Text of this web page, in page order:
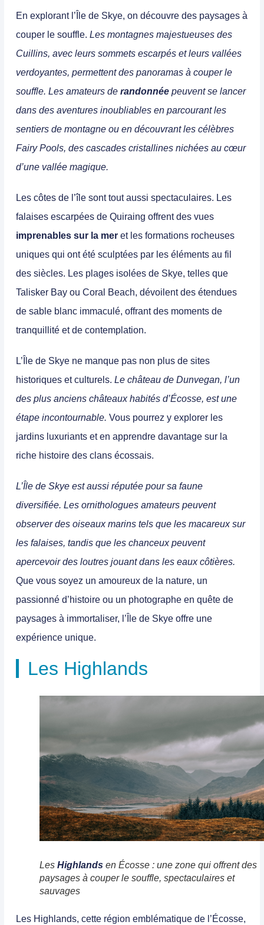
En explorant l’Île de Skye, on découvre des paysages à
couper le souffle. Les montagnes majestueuses des
Cuillins, avec leurs sommets escarpés et leurs vallées
verdoyantes, permettent des panoramas à couper le
souffle. Les amateurs de randonnée peuvent se lancer
dans des aventures inoubliables en parcourant les
sentiers de montagne ou en découvrant les célèbres
Fairy Pools, des cascades cristallines nichées au cœur
d’une vallée magique.
Les côtes de l’île sont tout aussi spectaculaires. Les
falaises escarpées de Quiraing offrent des vues
imprenables sur la mer et les formations rocheuses
uniques qui ont été sculptées par les éléments au fil
des siècles. Les plages isolées de Skye, telles que
Talisker Bay ou Coral Beach, dévoilent des étendues
de sable blanc immaculé, offrant des moments de
tranquillité et de contemplation.
L’Île de Skye ne manque pas non plus de sites
historiques et culturels. Le château de Dunvegan, l’un
des plus anciens châteaux habités d’Écosse, est une
étape incontournable. Vous pourrez y explorer les
jardins luxuriants et en apprendre davantage sur la
riche histoire des clans écossais.
L’Île de Skye est aussi réputée pour sa faune
diversifiée. Les ornithologues amateurs peuvent
observer des oiseaux marins tels que les macareux sur
les falaises, tandis que les chanceux peuvent
apercevoir des loutres jouant dans les eaux côtières.
Que vous soyez un amoureux de la nature, un
passionné d’histoire ou un photographe en quête de
paysages à immortaliser, l’Île de Skye offre une
expérience unique.
Les Highlands
Les Highlands en Écosse : une zone qui offrent des
paysages à couper le souffle, spectaculaires et
sauvages
Les Highlands, cette région emblématique de l’Écosse,